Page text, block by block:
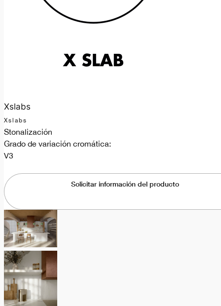
Xslabs
Xslabs
Stonalización
Grado de variación cromática:
V3
Solicitar información del producto